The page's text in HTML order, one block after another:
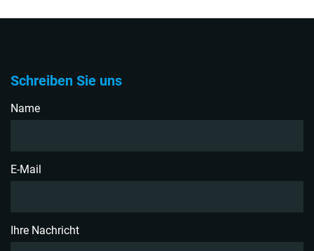
Schreiben Sie uns
Name
E-Mail
Ihre Nachricht